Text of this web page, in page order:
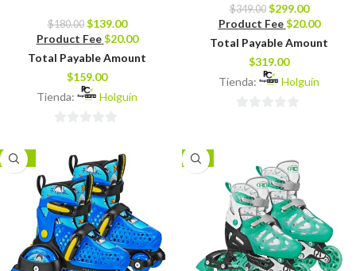
$180.00 $139.00
Product Fee $20.00
Total Payable Amount
$159.00
Tienda:
Holguín
$349.00 $299.00
Product Fee $20.00
Total Payable Amount
$319.00
Tienda:
Holguín
-14% -7%